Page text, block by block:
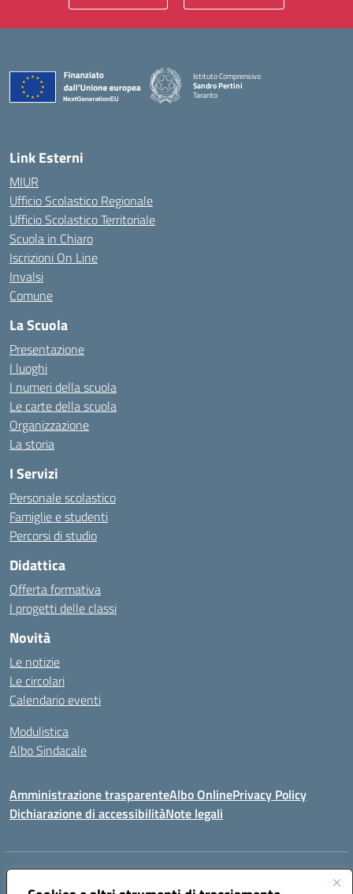
Istituto Comprensivo
Sandro Pertini
Taranto
Link Esterni
MIUR
Ufficio Scolastico Regionale
Ufficio Scolastico Territoriale
Scuola in Chiaro
Iscrizioni On Line
Invalsi
Comune
La Scuola
Presentazione
I luoghi
I numeri della scuola
Le carte della scuola
Organizzazione
La storia
I Servizi
Personale scolastico
Famiglie e studenti
Percorsi di studio
Didattica
Offerta formativa
I progetti delle classi
Novità
Le notizie
Le circolari
Calendario eventi
Modulistica
Albo Sindacale
Amministrazione trasparenteAlbo OnlinePrivacy Policy
Dichiarazione di accessibilitàNote legali
Indirizzo: